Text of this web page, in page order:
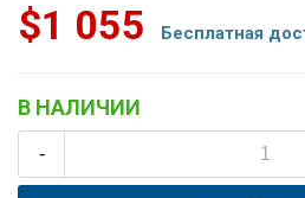
$1 055 Бесплатная
В НАЛИЧИИ
-